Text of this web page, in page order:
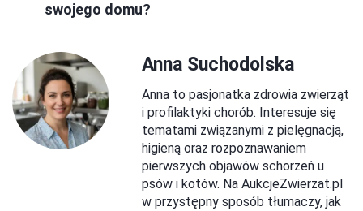
swojego domu?
Anna Suchodolska
Anna to pasjonatka zdrowia zwierząt
i profilaktyki chorób. Interesuje się
tematami związanymi z pielęgnacją,
higieną oraz rozpoznawaniem
pierwszych objawów schorzeń u
psów i kotów. Na AukcjeZwierzat.pl
w przystępny sposób tłumaczy, jak